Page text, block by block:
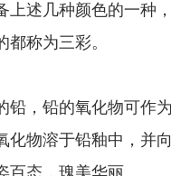
上述几种颜色的一种
称为三彩。
，铅的氧化物可作
化物溶于铅釉中，并
态，瑰美华丽。